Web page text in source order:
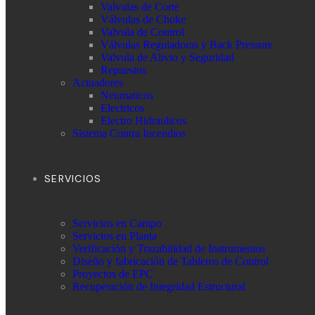
Valvulas de Corte
Válvulas de Choke
Valvula de Control
Válvulas Reguladoras y Back Pressure
Valvula de Alivio y Seguridad
Repuestos
Actuadores
Neumaticos
Electricos
Electro Hidraulicos
Sistema Contra Incendios
SERVICIOS
Servicios en Campo
Servicios en Planta
Verificación y Trazabilidad de Instrumentos
Diseño y fabricación de Tableros de Control
Proyectos de EPC
Recuperación de Integridad Estructural